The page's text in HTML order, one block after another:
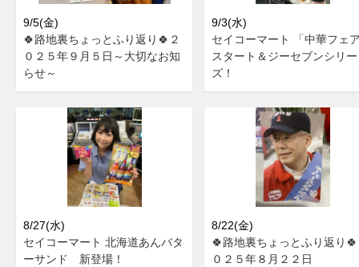
9/5(金)
🍀路地裏ちょっとふり返り🍀２
０２５年９月５日～大切なお知
らせ～
9/3(水)
セイコーマート 「中華フェ
スタート＆ジーセブンシリー
ズ！
8/27(水)
セイコーマート 北海道あんバタ
ーサンド 新登場！
8/22(金)
🍀路地裏ちょっとふり返り
０２５年８月２２日